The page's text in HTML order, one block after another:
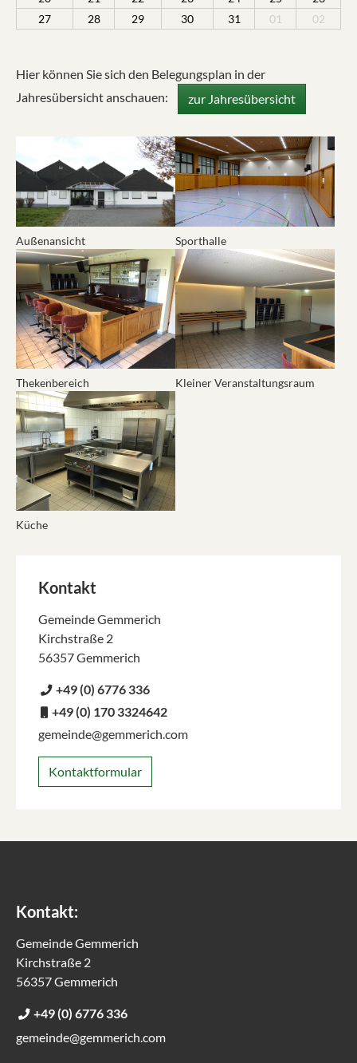
27
28 29 30 31 01 02
Hier können Sie sich den Belegungsplan in der
Jahresübersicht anschauen:
zur Jahresübersicht
Show larger version for:
Außenansicht
Show larger version for:
Sporthalle
Show larger version for:
Thekenbereich
Show larger version for:
Kleiner Veranstaltungsraum
Show larger version for:
Küche
Kontakt
Gemeinde Gemmerich
Kirchstraße 2
56357 Gemmerich
+49 (0) 6776 336
+49 (0) 170 3324642
gemeinde@gemmerich.com
Kontaktformular
Kontakt:
Gemeinde Gemmerich
Kirchstraße 2
56357 Gemmerich
+49 (0) 6776 336
gemeinde@gemmerich.com